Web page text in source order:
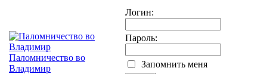
Паломничество во
Владимир
Логин:
Пароль:
Запомнить меня